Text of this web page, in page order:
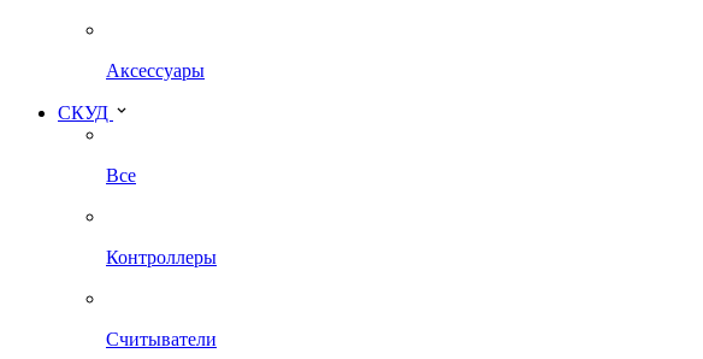
Аксессуары
СКУД
Все
Контроллеры
Считыватели